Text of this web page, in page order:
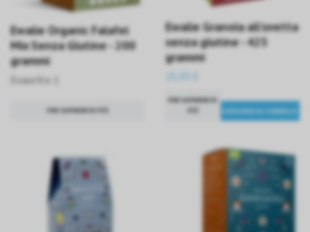
Ewalie Organic Falafel
Mix Senza Glutine - 200
grammi
Esaurito :(
Ewalie Granola all'uvetta
senza glutine - 425
grammi